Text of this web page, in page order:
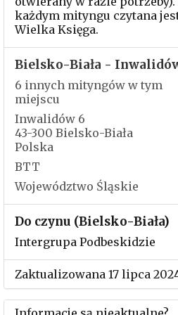
każdym mityngu czytana
Wielka Księga.
Bielsko-Biała -
6 innych mityngów w tym
miejscu
Inwalidów 6
43-300 Bielsko-Biała
Polska
BTT
Województwo Śląskie
Do czynu (Bielsko-Biała)
Intergrupa Podbeskidzie
Zaktualizowana 17 lipca